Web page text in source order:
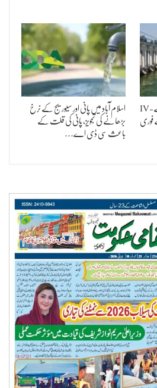
جماعت اسلامی کا وزیراعظم سے کے-IV
روپے فوری
اسلام آباد میں پانی اور سیوریج کے نرخ
بڑھانے کی تجویز، پانی کی قلت کے
باعث سی ڈی اے…